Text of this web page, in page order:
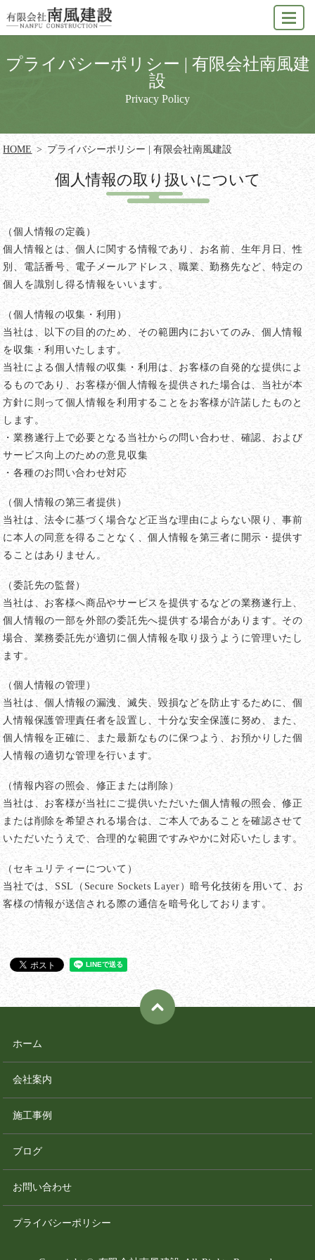
プライバシーポリシー | 有限会社南風建
設
Privacy Policy
HOME プライバシーポリシー | 有限会社南風建設
個人情報の取り扱いについて
（個人情報の定義）
個人情報とは、個人に関する情報であり、お名前、生年月日、性
別、電話番号、電子メールアドレス、職業、勤務先など、特定の
個人を識別し得る情報をいいます。
（個人情報の収集・利用）
当社は、以下の目的のため、その範囲内においてのみ、個人情報
を収集・利用いたします。
当社による個人情報の収集・利用は、お客様の自発的な提供によ
るものであり、お客様が個人情報を提供された場合は、当社が本
方針に則って個人情報を利用することをお客様が許諾したものと
します。
・業務遂行上で必要となる当社からの問い合わせ、確認、および
サービス向上のための意見収集
・各種のお問い合わせ対応
（個人情報の第三者提供）
当社は、法令に基づく場合など正当な理由によらない限り、事前
に本人の同意を得ることなく、個人情報を第三者に開示・提供す
ることはありません。
（委託先の監督）
当社は、お客様へ商品やサービスを提供するなどの業務遂行上、
個人情報の一部を外部の委託先へ提供する場合があります。その
場合、業務委託先が適切に個人情報を取り扱うように管理いたし
ます。
（個人情報の管理）
当社は、個人情報の漏洩、滅失、毀損などを防止するために、個
人情報保護管理責任者を設置し、十分な安全保護に努め、また、
個人情報を正確に、また最新なものに保つよう、お預かりした個
人情報の適切な管理を行います。
（情報内容の照会、修正または削除）
当社は、お客様が当社にご提供いただいた個人情報の照会、修正
または削除を希望される場合は、ご本人であることを確認させて
いただいたうえで、合理的な範囲ですみやかに対応いたします。
（セキュリティーについて）
当社では、SSL（Secure Sockets Layer）暗号化技術を用いて、お
客様の情報が送信される際の通信を暗号化しております。
ホーム
会社案内
施工事例
ブログ
お問い合わせ
プライバシーポリシー